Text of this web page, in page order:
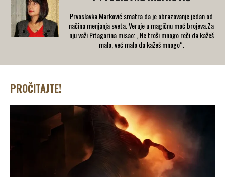
Prvoslavka Marković smatra da je obrazovanje jedan od
načina menjanja sveta. Veruje u magičnu moć brojeva.Za
nju važi Pitagorina misao: „Ne troši mnogo reči da kažeš
malo, već malo da kažeš mnogo“.
PROČITAJTE!